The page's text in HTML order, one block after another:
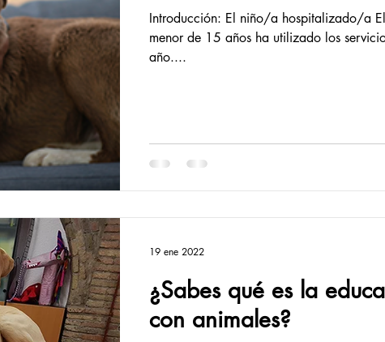
Introducción: El niño/a hospitalizado/a
menor de 15 años ha utilizado los
año....
¿Sabes qué es la
con animales?
19 ene 2022